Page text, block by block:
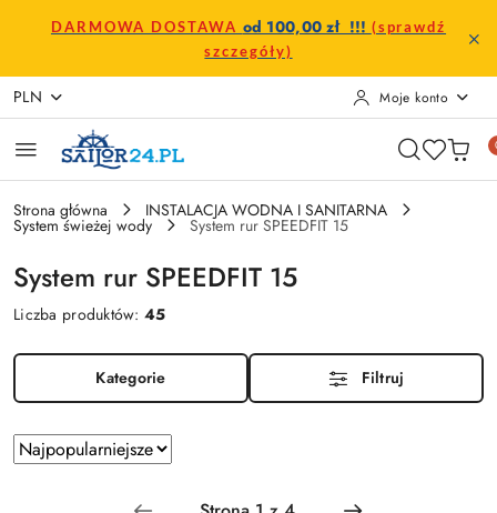
Przejdź do treści głównej
Przejdź do wyszukiwarki
Przejdź do moje konto
Przejdź do menu głównego
Przejdź do stopki
DARMOWA DOSTAWA od 100,00 zł !!! (sprawdź
szczegóły)
PLN Moje konto
Strona główna INSTALACJA WODNA I SANITARNA
System świeżej wody System rur SPEEDFIT 15
System rur SPEEDFIT 15
Liczba produktów:45
Kategorie Filtruj
Zastosowano
sortowanie:
Najpopularniejsze.
Sortuj
według